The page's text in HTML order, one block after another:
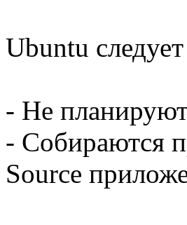
Ubuntu
- Не
- Собираются
Source